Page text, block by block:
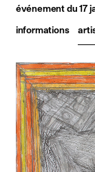
accueil
artistes
événementdu 17
informations